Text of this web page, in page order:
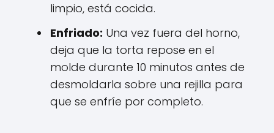
limpio, está cocida.
Enfriado: Una vez fuera del horno,
deja que la torta repose en el
molde durante 10 minutos antes de
desmoldarla sobre una rejilla para
que se enfríe por completo.